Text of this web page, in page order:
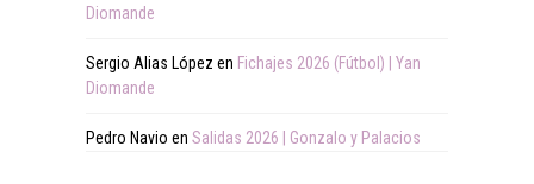
Diomande
Sergio Alias López en Fichajes 2026 (Fútbol) | Yan
Diomande
Pedro Navio en Salidas 2026 | Gonzalo y Palacios